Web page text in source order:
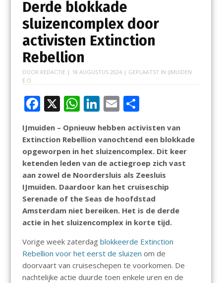
Derde blokkade
sluizencomplex door
activisten Extinction
Rebellion
DOOR REDACTIE | 18 AUGUSTUS 2024| GEPLAATST IN IJMUIDEN
E.O.
F
ac
e
b
o
o
k
X W
h
at
s
A
p
p
Li
n
k
e
dI
n
E
ai
l
D
el
e
n
IJmuiden – Opnieuw hebben activisten van
Extinction Rebellion vanochtend een blokkade
opgeworpen in het sluizencomplex. Dit keer
ketenden leden van de actiegroep zich vast
aan zowel de Noordersluis als Zeesluis
IJmuiden. Daardoor kan het cruiseschip
Serenade of the Seas de hoofdstad
Amsterdam niet bereiken. Het is de derde
actie in het sluizencomplex in korte tijd.
Vorige week zaterdag blokkeerde Extinction
Rebellion voor het eerst de sluizen om de
doorvaart van cruiseschepen te voorkomen. De
nachtelijke actie duurde toen enkele uren en de